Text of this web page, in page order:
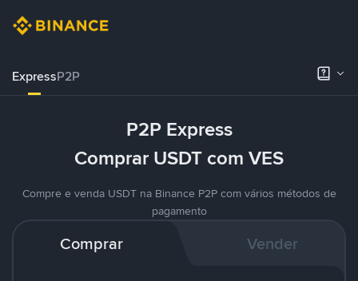
ExpressP2P
P2P Express
Comprar USDT com VES
Compre e venda USDT na Binance P2P com vários métodos de
pagamento
Comprar Vender